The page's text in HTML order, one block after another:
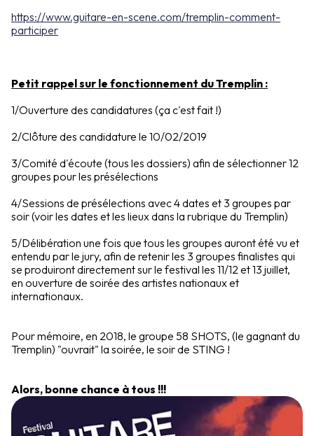
https://www.guitare-en-scene.com/tremplin-comment-
participer
Petit rappel sur le fonctionnement du Tremplin :
1/Ouverture des candidatures (ça c'est fait !)
2/Clôture des candidature le 10/02/2019
3/Comité d'écoute (tous les dossiers) afin de sélectionner 12
groupes pour les présélections
4/Sessions de présélections avec 4 dates et 3 groupes par
soir (voir les dates et les lieux dans la rubrique du Tremplin)
5/Délibération une fois que tous les groupes auront été vu et
entendu par le jury, afin de retenir les 3 groupes finalistes qui
se produiront directement sur le festival les 11/12 et 13 juillet,
en ouverture de soirée des artistes nationaux et
internationaux.
Pour mémoire, en 2018, le groupe 58 SHOTS, (le gagnant du
Tremplin) "ouvrait" la soirée, le soir de STING !
Alors, bonne chance à tous !!!